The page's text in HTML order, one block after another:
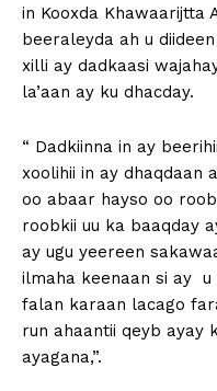
in Kooxda Khawaarijtta
beeraleyda ah u
xilli ay dadkaasi
la’aan ay ku dhacday.
“ Dadkiinna in ay
xoolihii in ay dhaqdaan
oo abaar hayso oo
roobkii uu ka baaqday
ay ugu yeereen
ilmaha keenaan si ay u
falan karaan lacago
run ahaantii qeyb ayay
ayagana,”.